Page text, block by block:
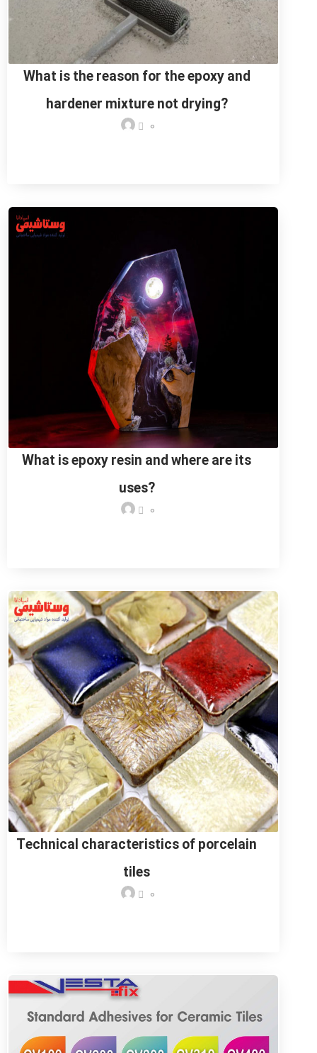
What is the reason for the epoxy and
hardener mixture not drying?
0
What is epoxy resin and where are its
uses?
0
Technical characteristics of porcelain
tiles
0